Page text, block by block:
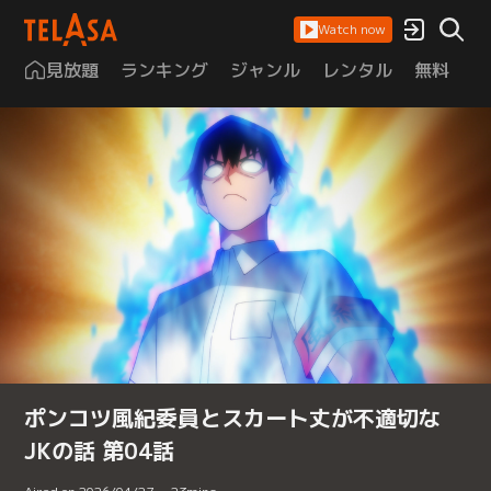
Watch now
見放題 ランキング ジャンル レンタル 無料
ポンコツ風紀委員とスカート丈が不適切な
JKの話 第04話